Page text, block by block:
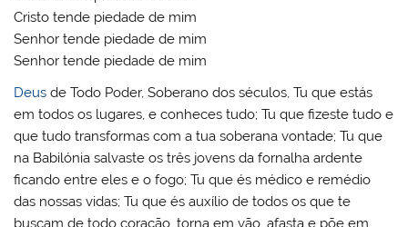
Cristo tende piedade de mim
Senhor tende piedade de mim
Senhor tende piedade de mim
Deus de Todo Poder, Soberano dos séculos, Tu que estás
em todos os lugares, e conheces tudo; Tu que fizeste tudo e
que tudo transformas com a tua soberana vontade; Tu que
na Babilónia salvaste os três jovens da fornalha ardente
ficando entre eles e o fogo; Tu que és médico e remédio
das nossas vidas; Tu que és auxílio de todos os que te
buscam de todo coração, torna em vão, afasta e põe em